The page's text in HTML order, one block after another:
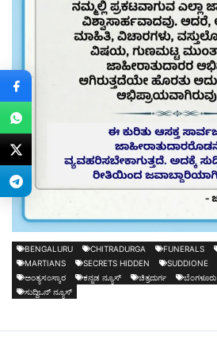
BENGALURU CHITRADURGA FUNERALS
MARTIANS
SECRETS HIDDEN SUDDIONE
ಅಂತ್ಯಸಂಸ್ಕಾರ
ಕನ್ನಡ ನ್ಯೂಸ್ ಚಿತ್ರದುರ್ಗ ಬೆಂಗಳೂರು
ಸುದ್ದಿಒನ್ ನ್ಯೂಸ್